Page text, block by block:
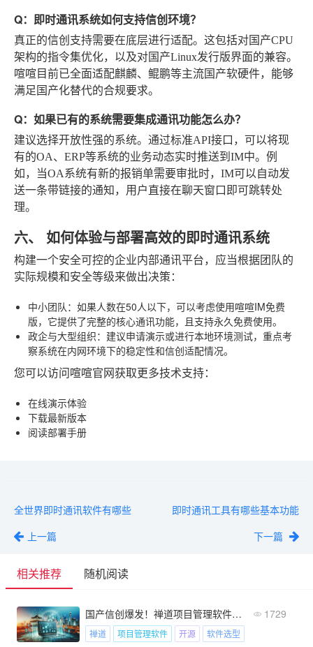
Q：即时通讯系统如何支持信创环境？
真正的信创支持需要在底层进行适配。这包括对国产CPU
架构的指令集优化，以及对国产Linux发行版界面的兼容。
喧喧目前已全面适配麒麟、鲲鹏等主流国产软硬件，能够
满足国产化替代的合规要求。
Q：如果已有的系统需要集成通讯功能怎么办？
建议选择开放性强的系统。通过标准API接口，可以将现
有的OA、ERP等系统的业务动态实时推送到IM中。例
如，当OA系统有新的报销单需要审批时，IM可以自动发
送一条带链接的通知，用户直接在聊天窗口即可跳转处
理。
六、 如何体验与部署高效的即时通讯系统
构建一个安全可控的企业内部通讯平台，应当根据团队的
实际规模和安全等级来做出决策：
中小团队 ：如果人数在50人以下，可以考虑使用喧喧IM免费
版，它提供了完整的核心通讯功能，且支持永久免费使用。
政企与大型组织：建议申请演示或进行本地环境测试，重点考
察系统在内网环境下的稳定性和信创适配情况。
您可以访问喧喧官网获取更多技术支持：
在线演示体验
下载最新版本
阅读部署手册
全世界即时通讯软件有哪些
上一篇
即时通讯工具有哪些基本功能
下一篇
相关推荐 随机阅读
国产信创爆发！禅道项目管理软件凭什么占28.5%市场？ 1729
禅道 项目管理软件 开源 软件选型